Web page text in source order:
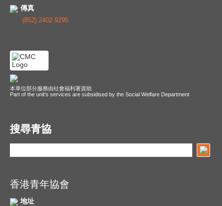
傳真
(852) 2402 9295
本單位部分服務由社會福利署資助
Part of the unit's services are subsidised by the Social Welfare Department
搜尋青協
香港青年協會
地址